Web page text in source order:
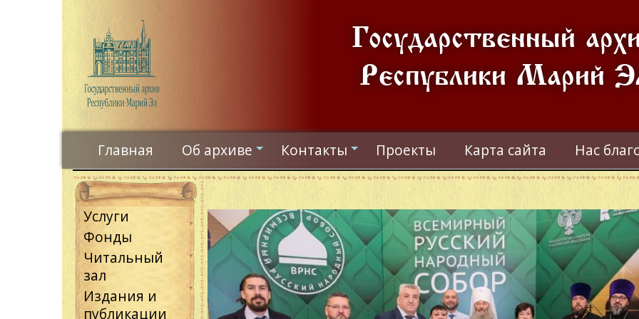
основному
содержанию
Государственный
Республики Марий
Главная +
Об архиве +
Контакты Проекты Карта сайта Нас
Услуги
Фонды
Читальный
зал
Издания и
публикации